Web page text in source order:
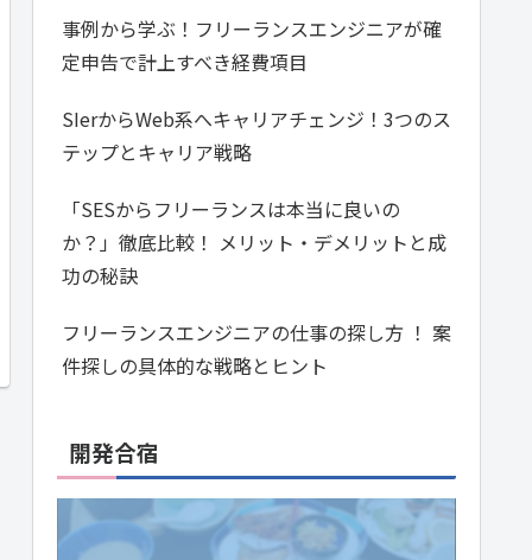
事例から学ぶ！フリーランスエンジニアが確
定申告で計上すべき経費項目
SIerからWeb系へキャリアチェンジ！3つのス
テップとキャリア戦略
「SESからフリーランスは本当に良いの
か？」徹底比較！ メリット・デメリットと成
功の秘訣
フリーランスエンジニアの仕事の探し方 ！ 案
件探しの具体的な戦略とヒント
開発合宿